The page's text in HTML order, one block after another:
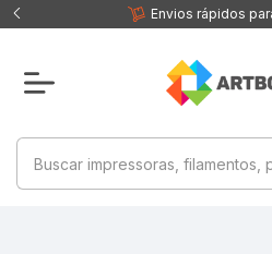
Envios rápidos